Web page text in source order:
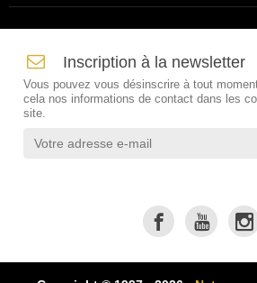
Inscription à la newsletter
Vous pouvez vous désinscrire à tout
cela nos informations de contact dans les
site.